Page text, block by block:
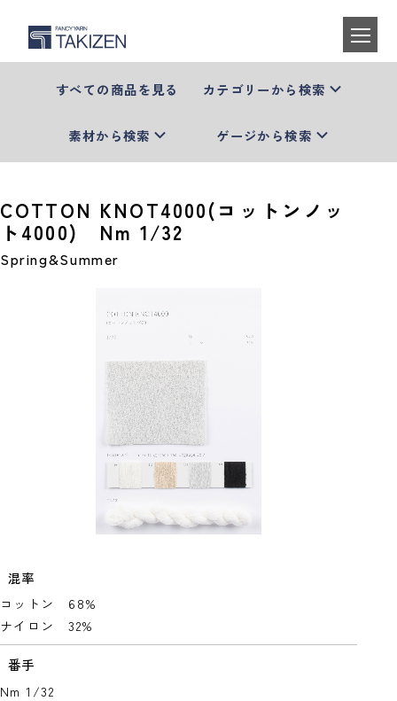
すべての商品を見る カテゴリーから検索
素材から検索 ゲージから検索
COTTON KNOT4000(コットンノッ
ト4000) Nm 1/32
Spring&Summer
混率
コットン 68%
ナイロン 32%
番手
Nm 1/32